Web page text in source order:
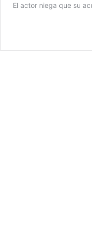
El actor niega que su